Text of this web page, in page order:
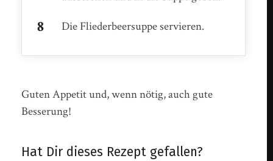
Die Fliederbeersuppe servieren.
Guten Appetit und, wenn nötig, auch gute
Besserung!
Hat Dir dieses Rezept gefallen?